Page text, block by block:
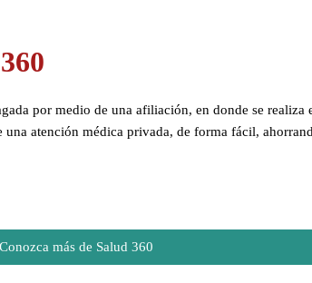
por medio de una afiliación, en donde se realiza
una atención médica privada, de forma fácil,
Conozca más de Salud 360